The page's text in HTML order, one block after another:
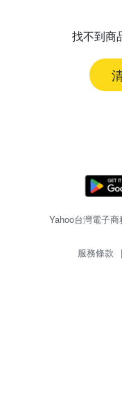
找不到商
Yahoo台灣電子
服務條款 |